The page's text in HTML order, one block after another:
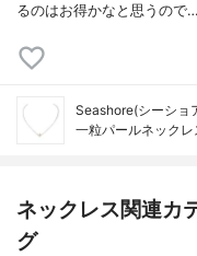
るのはお得かなと思うので…
Seashore(シーショ
一粒パールネックレ
ネックレス関連カ
グ